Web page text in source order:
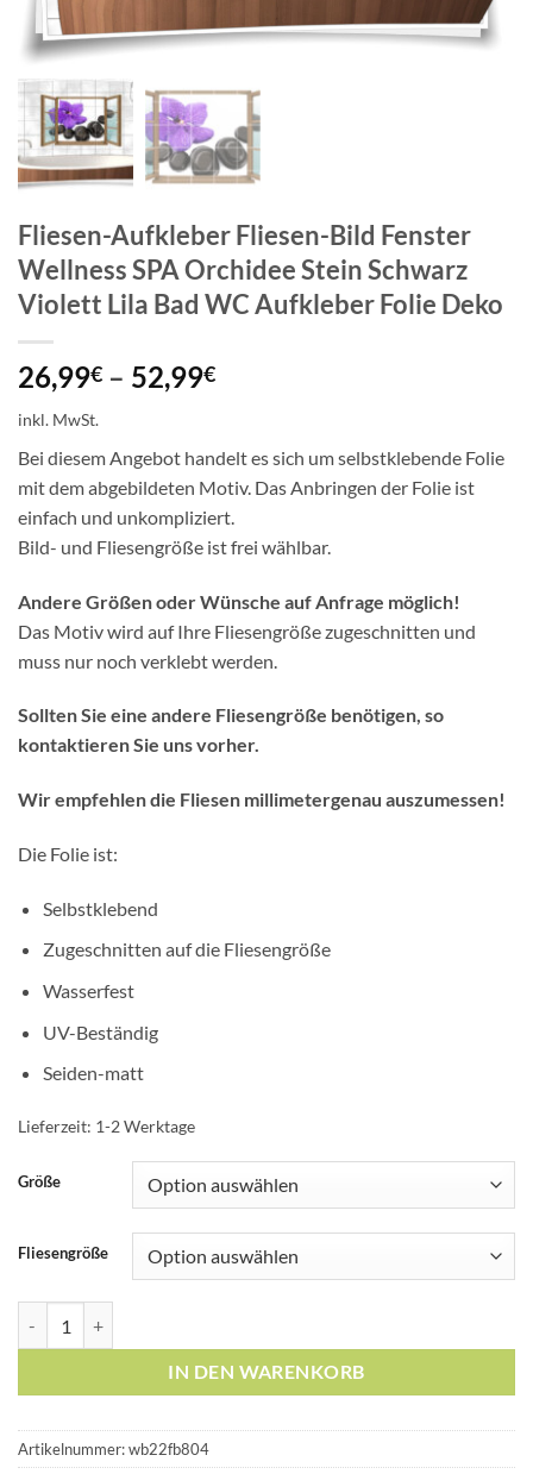
Fliesen-Aufkleber Fliesen-Bild Fenster
Wellness SPA Orchidee Stein Schwarz
Violett Lila Bad WC Aufkleber Folie Deko
26,99€ – 52,99€
inkl. MwSt.
Bei diesem Angebot handelt es sich um selbstklebende Folie
mit dem abgebildeten Motiv. Das Anbringen der Folie ist
einfach und unkompliziert.
Bild- und Fliesengröße ist frei wählbar.
Andere Größen oder Wünsche auf Anfrage möglich!
Das Motiv wird auf Ihre Fliesengröße zugeschnitten und
muss nur noch verklebt werden.
Sollten Sie eine andere Fliesengröße benötigen, so
kontaktieren Sie uns vorher.
Wir empfehlen die Fliesen millimetergenau auszumessen!
Die Folie ist:
Selbstklebend
Zugeschnitten auf die Fliesengröße
Wasserfest
UV-Beständig
Seiden-matt
Lieferzeit: 1-2 Werktage
Größe
Fliesengröße
IN DEN WARENKORB
Artikelnummer:wb22fb804